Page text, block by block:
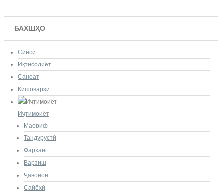
БАХШҲО
Сиёсӣ
Иқтисодиёт
Саноат
Кишоварзӣ
Иҷтимоиёт
Маориф
Тандурустӣ
Фарҳанг
Варзиш
Ҷавонон
Сайёҳӣ